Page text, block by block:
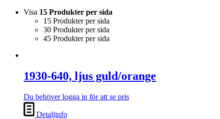
Visa 15 Produkter per sida
15 Produkter per sida
30 Produkter per sida
45 Produkter per sida
1930-640, ljus guld/orange
Du behöver logga in för att se pris
Detaljinfo